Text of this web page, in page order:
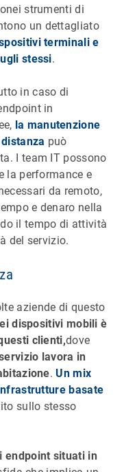
strumenti di
un dettagliato
terminali e
stessi.
in caso di
in
la manutenzione
può
I team IT possono
la performance e
da remoto,
e denaro nella
il tempo di attività
del servizio.
aziende di questo
dispositivi mobili è
clienti,dove
lavora in
.Un mix
basate
sullo stesso
endpoint situati in